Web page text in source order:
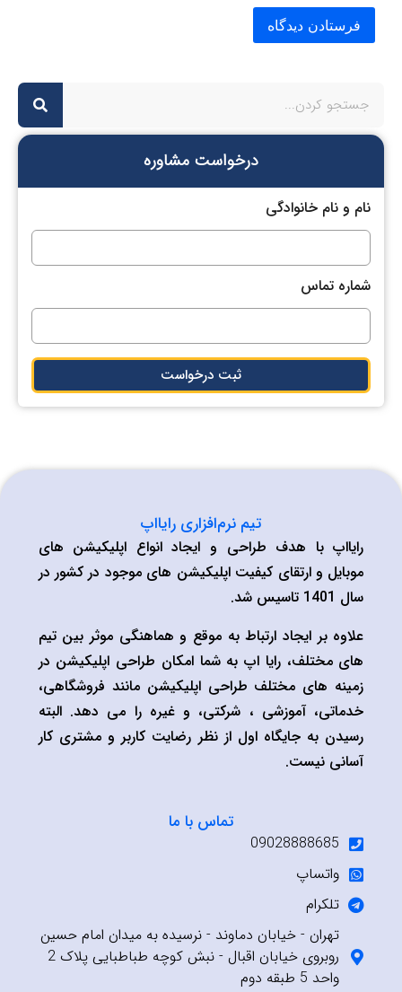
درخواست مشاوره
نام و نام خانوادگی
شماره تماس
ثبت درخواست
تیم نرم‌افزاری رایااپ
رایااپ با هدف طراحی و ایجاد انواع اپلیکیشن های
موبایل و ارتقای کیفیت اپلیکیشن های موجود در کشور در
سال 1401 تاسیس شد.
علاوه بر ایجاد ارتباط به موقع و هماهنگی موثر بین تیم
های مختلف، رایا اپ به شما امکان طراحی اپلیکیشن در
زمینه های مختلف طراحی اپلیکیشن مانند فروشگاهی،
خدماتی، آموزشی ، شرکتی، و غیره را می دهد. البته
رسیدن به جایگاه اول از نظر رضایت کاربر و مشتری کار
آسانی نیست.
تماس با ما
09028888685
واتساپ
تلکرام
تهران - خیابان دماوند - نرسیده به میدان امام حسین
روبروی خیابان اقبال - نبش کوچه طباطبایی پلاک 2
واحد 5 طبقه دوم